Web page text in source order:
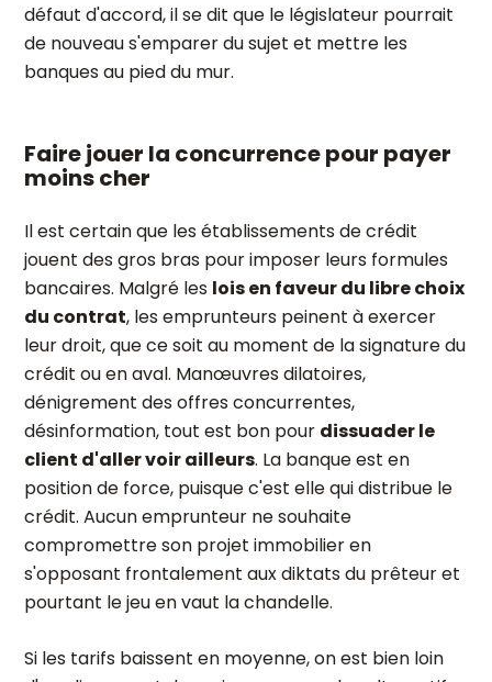
défaut d'accord, il se dit que le législateur pourrait
de nouveau s'emparer du sujet et mettre les
banques au pied du mur.
Faire jouer la concurrence pour payer
moins cher
Il est certain que les établissements de crédit
jouent des gros bras pour imposer leurs formules
bancaires. Malgré les lois en faveur du libre choix
du contrat, les emprunteurs peinent à exercer
leur droit, que ce soit au moment de la signature du
crédit ou en aval. Manœuvres dilatoires,
dénigrement des offres concurrentes,
désinformation, tout est bon pour dissuader le
client d'aller voir ailleurs. La banque est en
position de force, puisque c'est elle qui distribue le
crédit. Aucun emprunteur ne souhaite
compromettre son projet immobilier en
s'opposant frontalement aux diktats du prêteur et
pourtant le jeu en vaut la chandelle.
Si les tarifs baissent en moyenne, on est bien loin